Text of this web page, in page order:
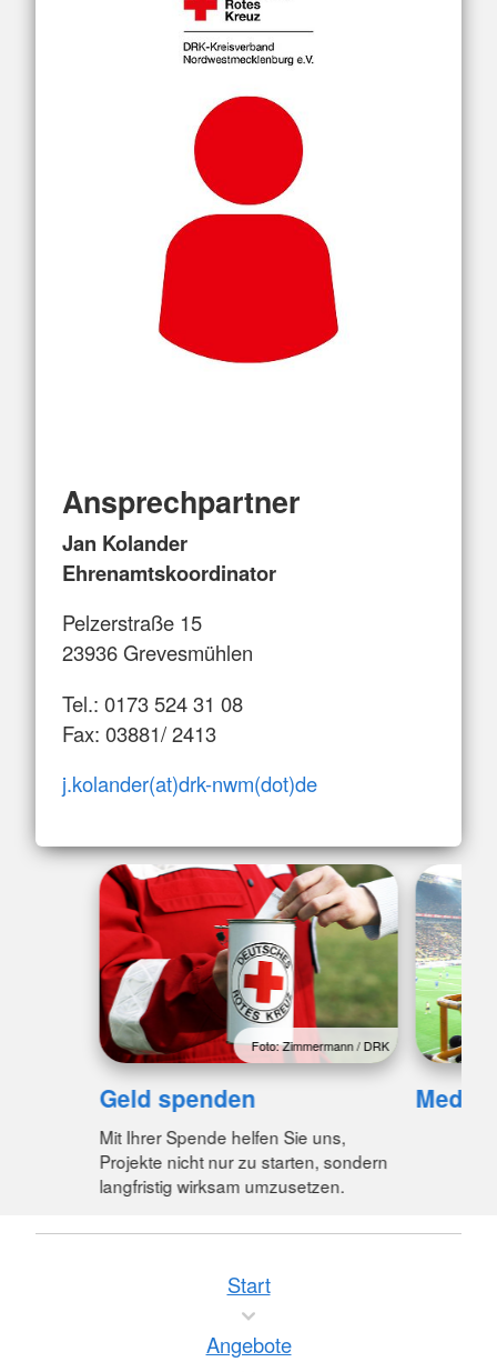
Ansprechpartner
Jan Kolander
Ehrenamtskoordinator
Pelzerstraße 15
23936 Grevesmühlen
Tel.: 0173 524 31 08
Fax: 03881/ 2413
j.kolander(at)drk-nwm(dot)de
Foto: Zimmermann / DRK
Geld spenden
Mit Ihrer Spende helfen Sie uns,
Projekte nicht nur zu starten, sondern
langfristig wirksam umzusetzen.
Start
Angebote